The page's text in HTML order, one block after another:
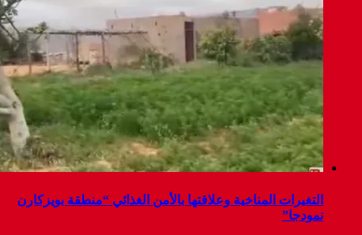
التغيرات المناخية وعلاقتها بالأمن الغذائي “منطقة بويزكارن
نمودجا”